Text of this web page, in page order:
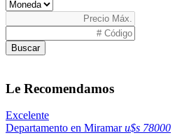
Buscar
Le Recomendamos
Excelente
Departamento en Miramaru$s 78000